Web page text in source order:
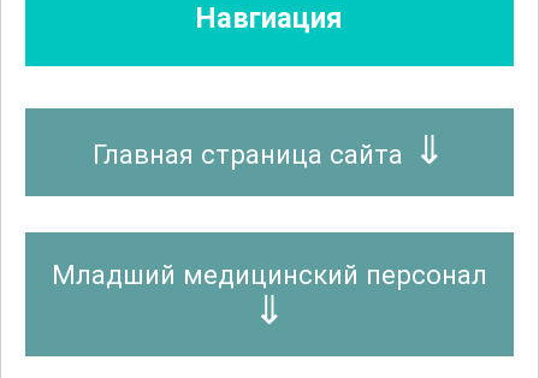
Навгиация
Главная страница сайта
Младший медицинский персонал